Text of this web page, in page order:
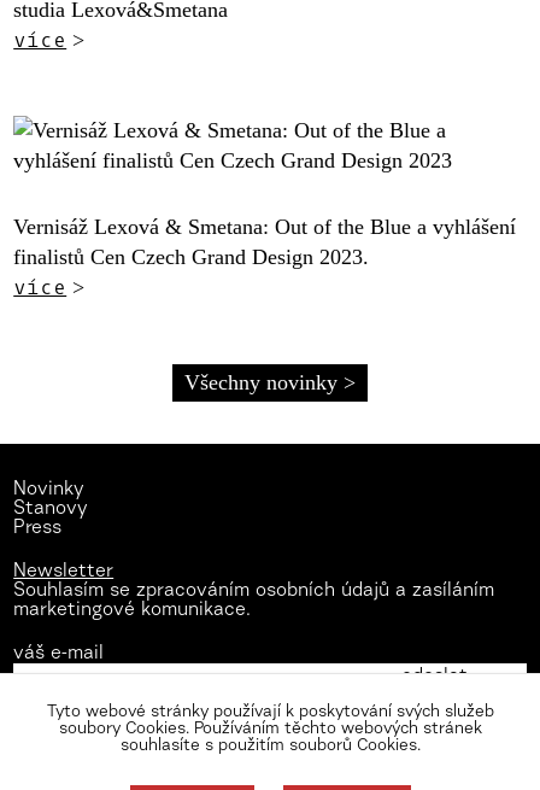
studia Lexová&Smetana
více >
Vernisáž Lexová & Smetana: Out of the Blue a vyhlášení
finalistů Cen Czech Grand Design 2023.
více >
Všechny novinky >
Novinky
Stanovy
Press
Newsletter
Souhlasím se zpracováním osobních údajů a zasíláním
marketingové komunikace.
váš e-mail
Tyto webové stránky používají k poskytování svých služeb
soubory Cookies. Používáním těchto webových stránek
souhlasíte s použitím souborů Cookies.